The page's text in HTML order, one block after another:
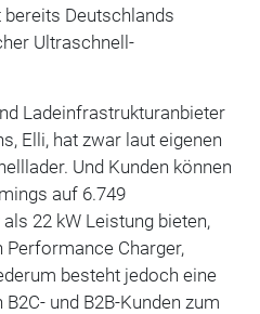
bereits Deutschlands
Ultraschnell-
Ladeinfrastrukturanbieter
Elli, hat zwar laut eigenen
Und Kunden können
auf 6.749
22 kW Leistung bieten,
Performance Charger,
besteht jedoch eine
und B2B-Kunden zum